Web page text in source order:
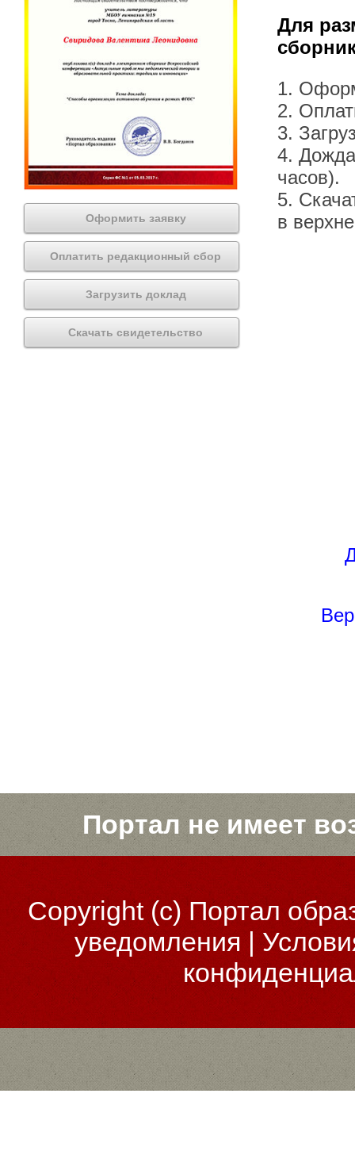
Оформить заявку
Оплатить редакционный сбор
Загрузить доклад
Скачать свидетельство
Для
1.
2.
3.
4.
часов).
5.
в
Портал не имеет
Copyright (c)Портал
уведомления |